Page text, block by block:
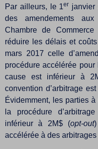
Par ailleurs, le 1er janvier
des amendements
Chambre de
réduire les délais et
mars 2017 celle
procédure accélérée
cause est inférieur à
convention d’arbitrage
Évidemment, les parties
la procédure
inférieur à 2M$ (opt-out
accélérée à des